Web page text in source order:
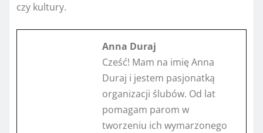
czy kultury.
Anna Duraj
Cześć! Mam na imię Anna
Duraj i jestem pasjonatką
organizacji ślubów. Od lat
pomagam parom w
tworzeniu ich wymarzonego